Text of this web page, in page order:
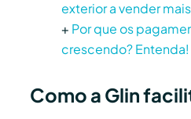
exterior a vender mais
+ Por que os
crescendo? Entenda!
Como a Glin